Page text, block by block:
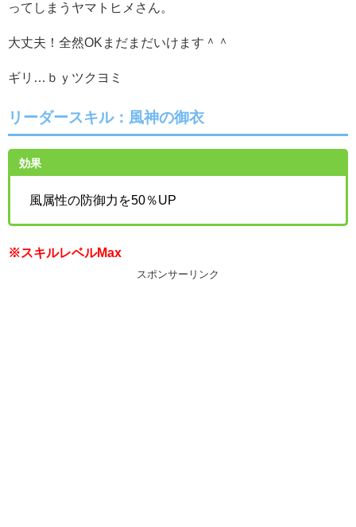
ってしまうヤマトヒメさん。
大丈夫！全然OKまだまだいけます＾＾
ギリ…ｂｙツクヨミ
リーダースキル：風神の御衣
効果
風属性の防御力を50％UP
※スキルレベルMax
スポンサーリンク